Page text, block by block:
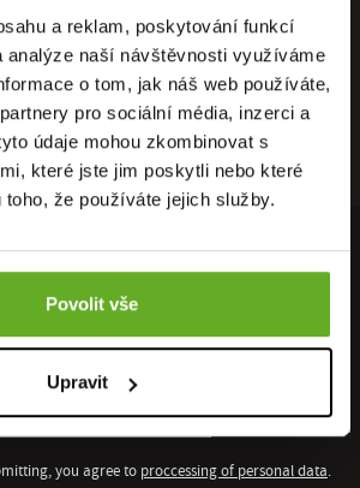
a reklam, poskytování funkcí
analýze naší návštěvnosti využíváme
o tom, jak náš web používáte,
pro sociální média, inzerci a
údaje mohou zkombinovat s
které jste jim poskytli nebo které
že používáte jejich služby.
Povolit vše
Upravit
INSPIRATION TO YOUR INBOX ...
subscription and you will not miss any
at any time.
newsletter subscription
you agree to proccessing of personal data.